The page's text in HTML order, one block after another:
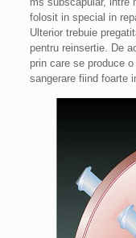
folosit in special in
Ulterior trebuie
pentru reinsertie. De
prin care se produce
sangerare fiind foarte